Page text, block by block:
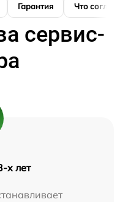
Гарантия Что
сервис-
х лет